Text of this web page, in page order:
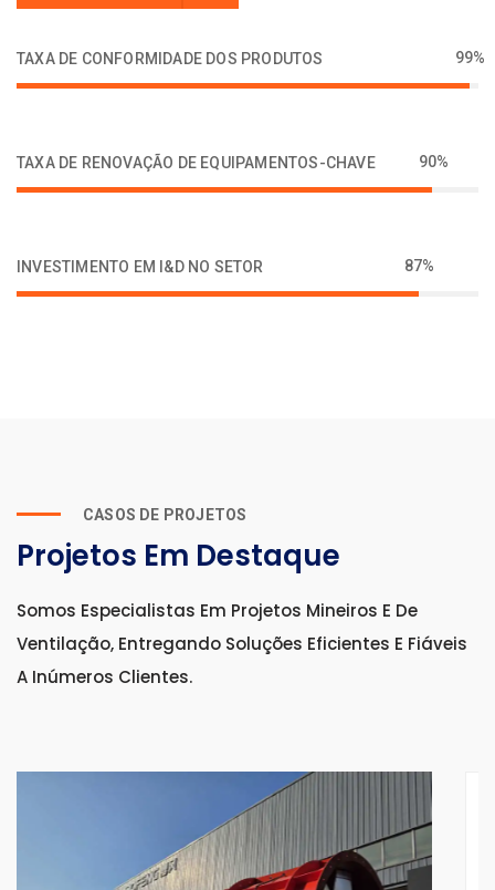
TAXA DE CONFORMIDADE DOS PRODUTOS 99%
TAXA DE RENOVAÇÃO DE EQUIPAMENTOS-CHAVE 90%
INVESTIMENTO EM I&D NO SETOR 87%
CASOS DE PROJETOS
Projetos Em Destaque
Somos Especialistas Em Projetos Mineiros E De
Ventilação, Entregando Soluções Eficientes E Fiáveis
A Inúmeros Clientes.